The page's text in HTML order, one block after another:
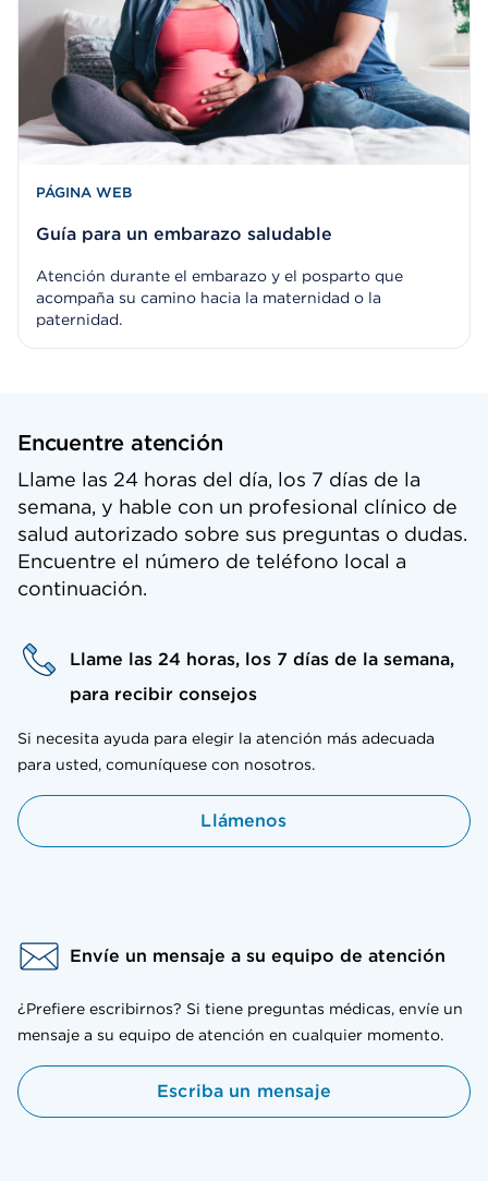
PÁGINA WEB
Guía para un embarazo saludable
Atención durante el embarazo y el posparto que
acompaña su camino hacia la maternidad o la
paternidad.
Encuentre atención
Llame las 24 horas del día, los 7 días de la
semana, y hable con un profesional clínico de
salud autorizado sobre sus preguntas o dudas.
Encuentre el número de teléfono local a
continuación.
Llame las 24 horas, los 7 días de la semana,
para recibir consejos
Si necesita ayuda para elegir la atención más adecuada
para usted, comuníquese con nosotros.
Llámenos
Envíe un mensaje a su equipo de atención
¿Prefiere escribirnos? Si tiene preguntas médicas, envíe un
mensaje a su equipo de atención en cualquier momento.
Escriba un mensaje